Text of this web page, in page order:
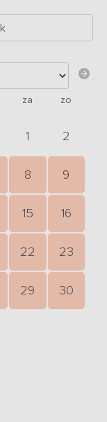
za zo
1 2
8 9
15 16
22 23
29 30